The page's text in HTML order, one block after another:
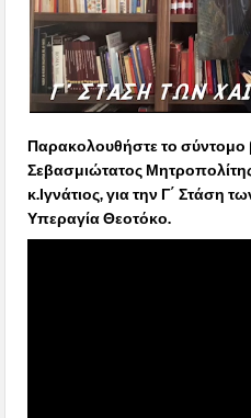
Παρακολουθήστε το σύντομο
Σεβασμιώτατος
κ.Ιγνάτιος, για την Γ΄ Στάση
Υπεραγία Θεοτόκο.